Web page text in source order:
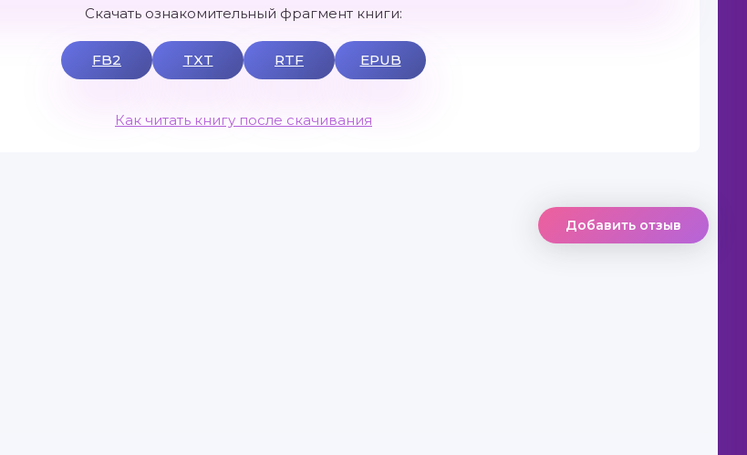
Скачать ознакомительный фрагмент книги:
FB2 TXT RTF EPUB
Как читать книгу после скачивания
Добавить отзыв